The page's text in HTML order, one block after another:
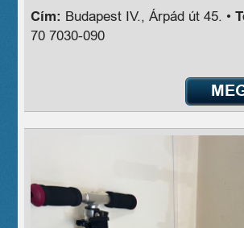
Cím: Budapest IV., Árpád út 45. •
70 7030-090